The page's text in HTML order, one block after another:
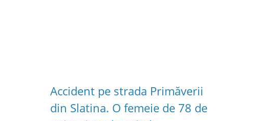
Accident pe strada Primăverii
din Slatina. O femeie de 78 de